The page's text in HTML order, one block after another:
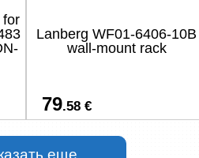
for
Lanberg WF01-6406-10B
wall-mount rack
79.58 €